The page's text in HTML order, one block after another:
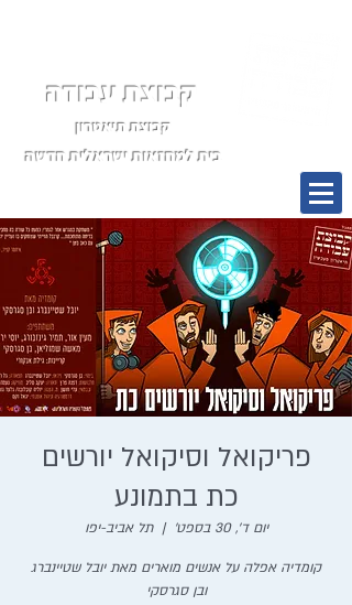
קבוצת עבודה
קבוצת תיאטרון
בית למחזאות ישראלית חדשה
תפריט
פריקואל וסיקואל יורשים
כת בתמונע
יום ד׳, 30 בספט׳
  |
תל אביב-יפו
קומדיה אפלה על אנשים מוארים מאת יובל שטיינברג